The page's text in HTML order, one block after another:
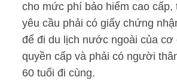
cho mức phí bảo hiểm cao
yêu cầu phải có giấy chứng
để đi du lịch nước ngoài của cơ
quyền cấp và phải có người
60 tuổi đi cùng.